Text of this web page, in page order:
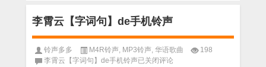
李霄云【字词句】de手机铃声
铃声多多 M4R铃声 MP3铃声 华语歌曲
198
李霄云【字词句】de手机铃声已关闭评论